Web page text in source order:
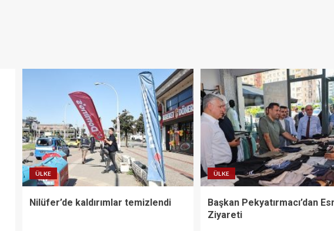
ÜLKE
Nilüfer’de kaldırımlar temizlendi
ÜLKE
Başkan Pekyatırmacı’dan
Ziyareti